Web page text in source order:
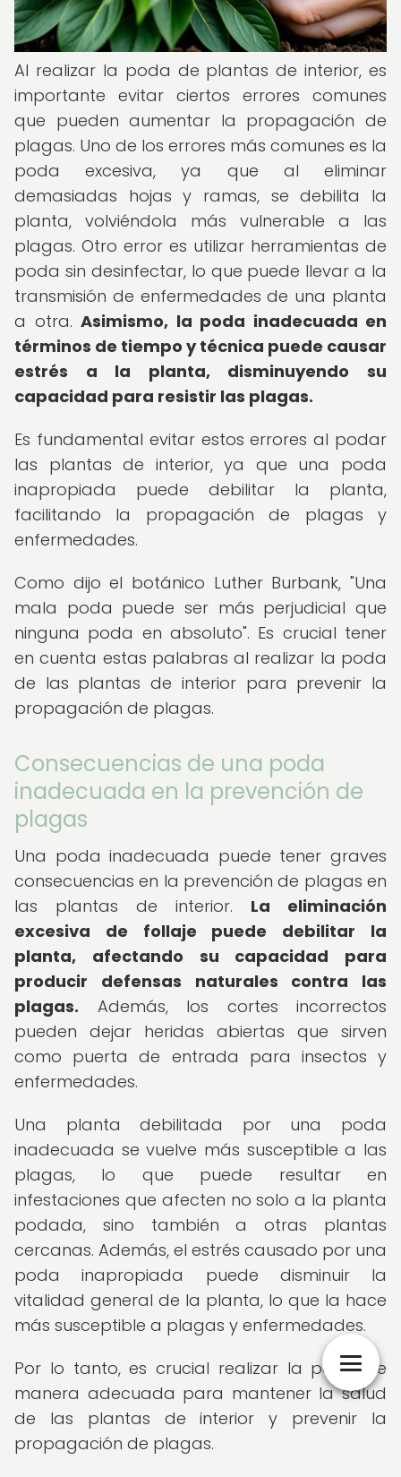
Al realizar la poda de plantas de interior, es
importante evitar ciertos errores comunes
que pueden aumentar la propagación de
plagas. Uno de los errores más comunes es la
poda excesiva, ya que al eliminar
demasiadas hojas y ramas, se debilita la
planta, volviéndola más vulnerable a las
plagas. Otro error es utilizar herramientas de
poda sin desinfectar, lo que puede llevar a la
transmisión de enfermedades de una planta
a otra. Asimismo, la poda inadecuada en
términos de tiempo y técnica puede causar
estrés a la planta, disminuyendo su
capacidad para resistir las plagas.
Es fundamental evitar estos errores al podar
las plantas de interior, ya que una poda
inapropiada puede debilitar la planta,
facilitando la propagación de plagas y
enfermedades.
Como dijo el botánico Luther Burbank, "Una
mala poda puede ser más perjudicial que
ninguna poda en absoluto". Es crucial tener
en cuenta estas palabras al realizar la poda
de las plantas de interior para prevenir la
propagación de plagas.
Consecuencias de una poda
inadecuada en la prevención de
plagas
Una poda inadecuada puede tener graves
consecuencias en la prevención de plagas en
las plantas de interior. La eliminación
excesiva de follaje puede debilitar la
planta, afectando su capacidad para
producir defensas naturales contra las
plagas. Además, los cortes incorrectos
pueden dejar heridas abiertas que sirven
como puerta de entrada para insectos y
enfermedades.
Una planta debilitada por una poda
inadecuada se vuelve más susceptible a las
plagas, lo que puede resultar en
infestaciones que afecten no solo a la planta
podada, sino también a otras plantas
cercanas. Además, el estrés causado por una
poda inapropiada puede disminuir la
vitalidad general de la planta, lo que la hace
más susceptible a plagas y enfermedades.
Por lo tanto, es crucial realizar la poda de
manera adecuada para mantener la salud
de las plantas de interior y prevenir la
propagación de plagas.